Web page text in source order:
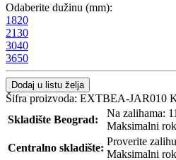
Odaberite dužinu (mm):
1820
2130
3040
3650
Dodaj u listu želja
Šifra proizvoda: EXTBEA-JAR010
Skladište Beograd:
Na zalihama:
Maksimalni
Centralno skladište:
Proverite zalihu
Maksimalni